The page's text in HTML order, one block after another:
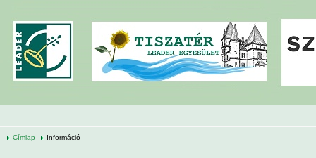
Címlap Információ